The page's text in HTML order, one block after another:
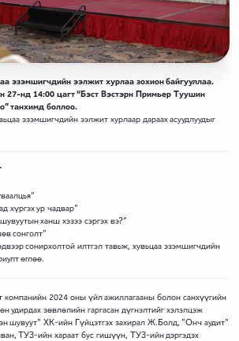
эзэмшигчдийн ээлжит хурлаа зохион байгууллаа.
27-нд 14:00 цагт “Бэст Вэстэрн Примьер Туушин
танхимд боллоо.
эзэмшигчдийн ээлжит хурлаар дараах асуудлуудыг
хүргэх ур чадвар”
ханш хэзээ сэргэх вэ?”
сонголт”
сонирхолтой илтгэл тавьж, хувьцаа эзэмшигчдийн
өглөө.
компанийн 2024 оны үйл ажиллагааны болон санхүүгийн
удирдах зөвлөлийн гаргасан дүгнэлтийг хэлэлцэж
шувуут" ХК-ийн Гүйцэтгэх захирал Ж.Болд, "Онч аудит"
ТУЗ-ийн хараат бус гишүүн, ТУЗ-ийн дэргэдэх